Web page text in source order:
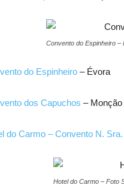
Convento do Espinheiro –
do Espinheiro – Évora
dos Capuchos – Monção
do Carmo – Convento N.
Hotel do Carmo – Foto